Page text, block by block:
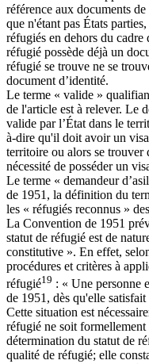
référence aux documents
que n'étant pas États
réfugiés en dehors du
réfugié possède déjà un
réfugié se trouve ne se
document d’identité.
Le terme « valide »
de l'article est à relever. Le
valide par l’État dans le
à-dire qu'il doit avoir un
territoire ou alors se trouver
nécessité de posséder un
Le terme « demandeur
de 1951, la définition du
les « réfugiés reconnus »
La Convention de 1951
statut de réfugié est de
constitutive ». En effet,
procédures et critères à
réfugié19 : « Une personne
de 1951, dès qu'elle
Cette situation est
réfugié ne soit formellement
détermination du statut de
qualité de réfugié; elle